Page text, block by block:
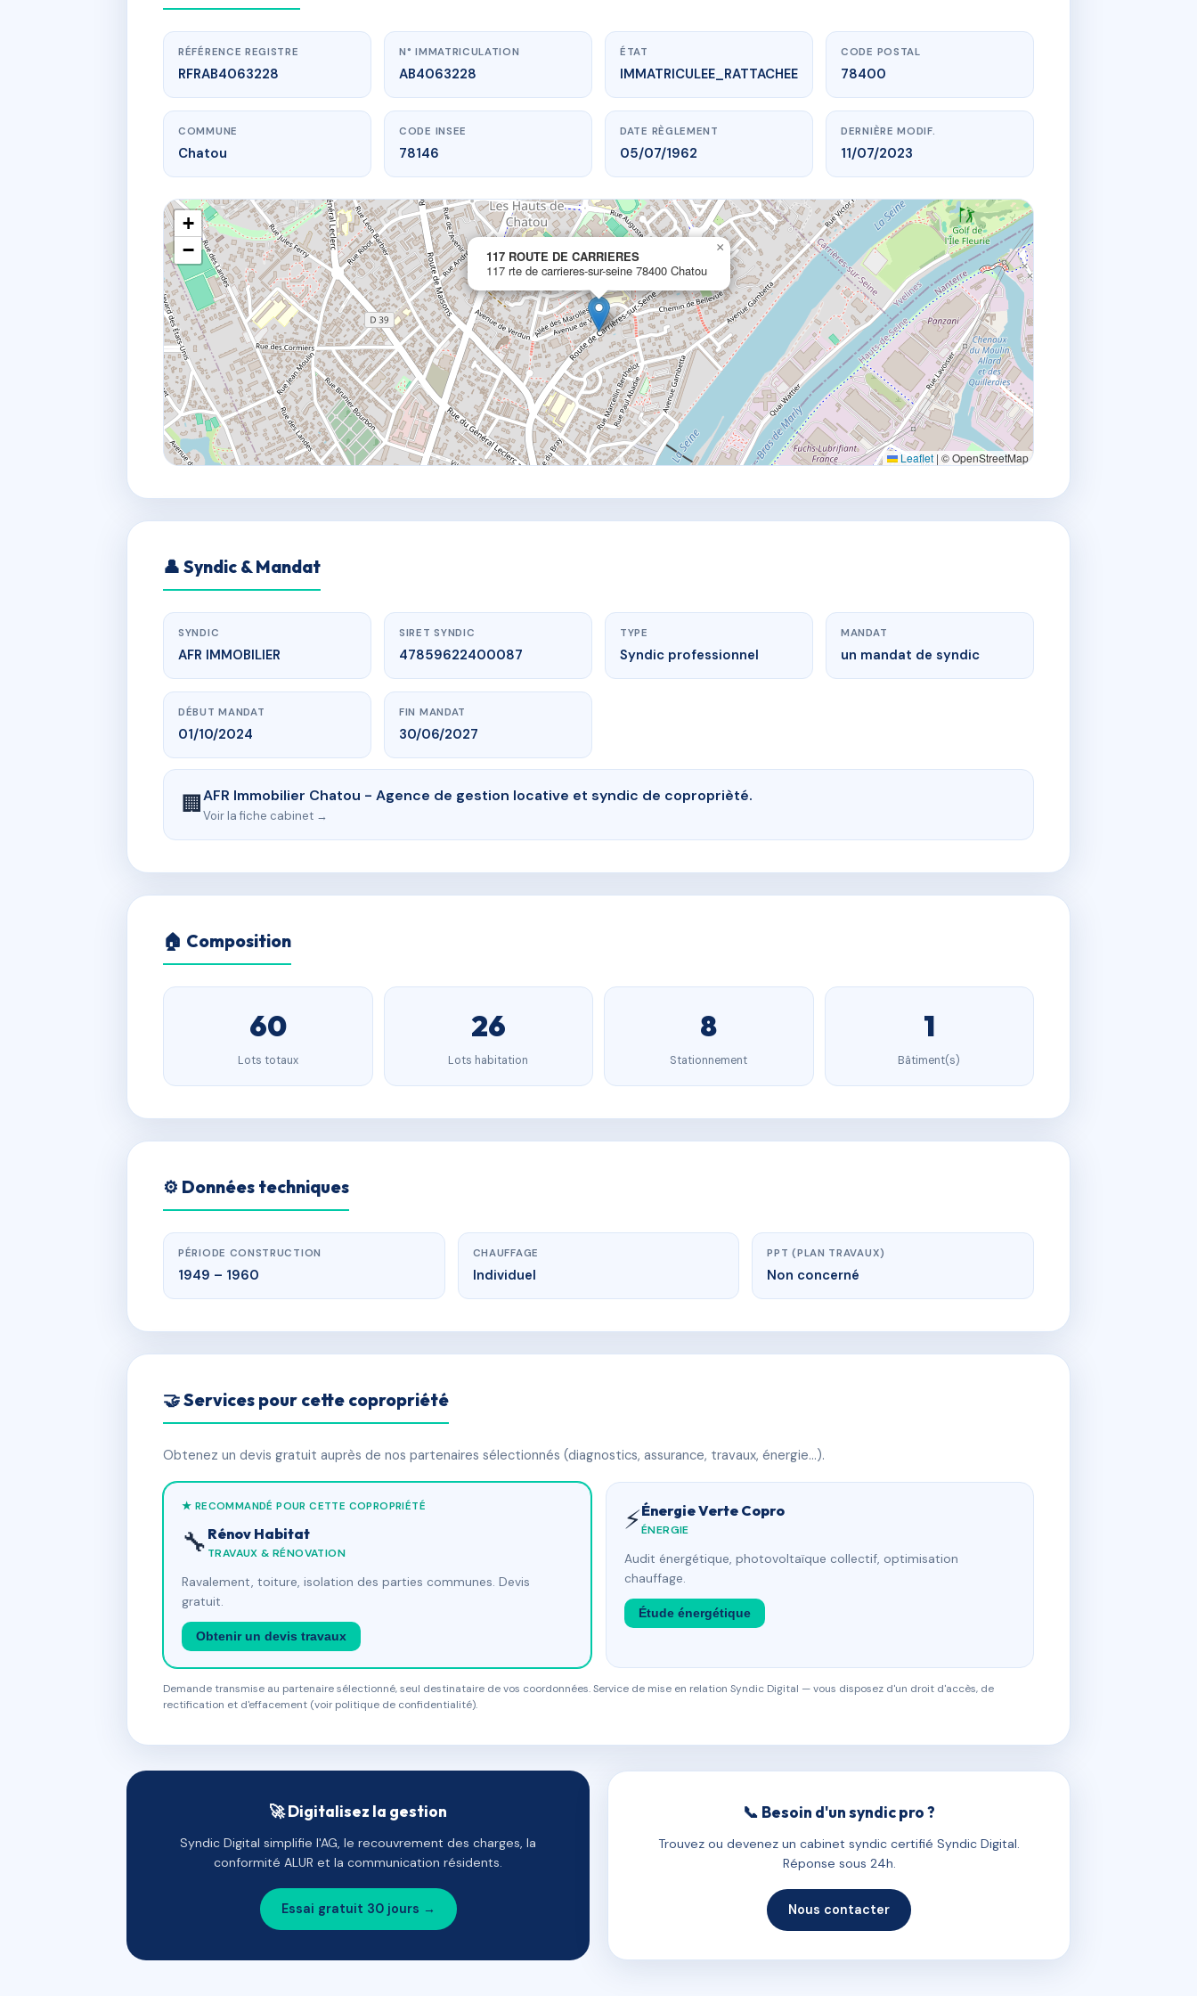
www.vme.plus/AB4063228
117 ROUTE DE CARRIERES
117 rte de carrieres-sur-seine78400 Chatou
RÉFÉRENCE REGISTRE
RFRAB4063228
N° IMMATRICULATION
AB4063228
ÉTAT
IMMATRICULEE_RATTACHEE
CODE POSTAL
78400
COMMUNE
Chatou
CODE INSEE
78146
DATE RÈGLEMENT
05/07/1962
DERNIÈRE MODIF.
11/07/2023
117 ROUTE DE CARRIERES
117 rte de carrieres-sur-seine 78400 Chatou
×
+
−
Leaflet | © OpenStreetMap
👤 Syndic & Mandat
SYNDIC
AFR IMMOBILIER
SIRET SYNDIC
47859622400087
TYPE
Syndic professionnel
MANDAT
un mandat de syndic
DÉBUT MANDAT
01/10/2024
FIN MANDAT
30/06/2027
🏢AFR Immobilier Chatou - Agence de gestion locative et syndic de coproprièté.
Voir la fiche cabinet →
🏠 Composition
60
Lots totaux
26
Lots habitation
8
Stationnement
1
Bâtiment(s)
⚙️ Données techniques
PÉRIODE CONSTRUCTION
1949 – 1960
CHAUFFAGE
Individuel
PPT (PLAN TRAVAUX)
Non concerné
🤝 Services pour cette copropriété
Obtenez un devis gratuit auprès de nos partenaires sélectionnés (diagnostics, assurance, travaux, énergie…).
★ RECOMMANDÉ POUR CETTE COPROPRIÉTÉ
🔧 Rénov Habitat
TRAVAUX & RÉNOVATION
Ravalement, toiture, isolation des parties communes. Devis
gratuit.
Obtenir un devis travaux
⚡Énergie Verte Copro
ÉNERGIE
Audit énergétique, photovoltaïque collectif, optimisation
chauffage.
Étude énergétique
Demande transmise au partenaire sélectionné, seul destinataire de vos coordonnées. Service de mise en relation Syndic Digital — vous disposez d'un droit d'accès, de
rectification et d'effacement (voir politique de confidentialité).
🚀 Digitalisez la gestion
Syndic Digital simplifie l'AG, le recouvrement des charges, la
conformité ALUR et la communication résidents.
Essai gratuit 30 jours →
📞 Besoin d'un syndic pro ?
Trouvez ou devenez un cabinet syndic certifié Syndic Digital.
Réponse sous 24h.
Nous contacter